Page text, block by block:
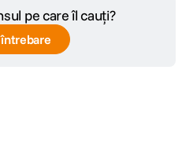
pe care îl cauți?